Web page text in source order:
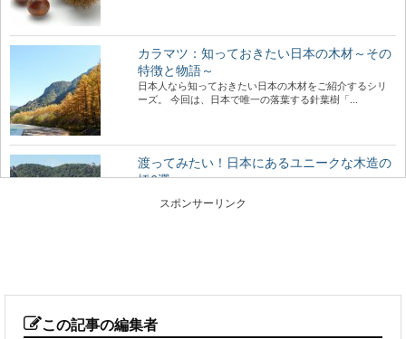
カラマツ：知っておきたい日本の木材～その
特徴と物語～
日本人なら知っておきたい日本の木材をご紹介するシリ
ーズ。 今回は、日本で唯一の落葉する針葉樹「...
渡ってみたい！日本にあるユニークな木造の
橋6選
ップ。 今回は、一度は見てみたい、渡ってみた...
スポンサーリンク
この記事の編集者